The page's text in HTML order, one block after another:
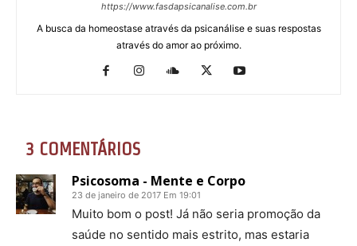
https://www.fasdapsicanalise.com.br
A busca da homeostase através da psicanálise e suas respostas
através do amor ao próximo.
3 COMENTÁRIOS
Psicosoma - Mente e Corpo
23 de janeiro de 2017 Em 19:01
Muito bom o post! Já não seria promoção da
saúde no sentido mais estrito, mas estaria